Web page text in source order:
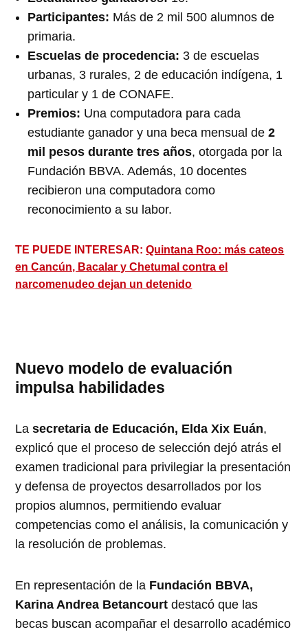
Participantes: Más de 2 mil 500 alumnos de
primaria.
Escuelas de procedencia: 3 de escuelas
urbanas, 3 rurales, 2 de educación indígena, 1
particular y 1 de CONAFE.
Premios: Una computadora para cada
estudiante ganador y una beca mensual de2
mil pesos durante tres años, otorgada por la
Fundación BBVA. Además, 10 docentes
recibieron una computadora como
reconocimiento a su labor.
TE PUEDE INTERESAR:Quintana Roo: más cateos
en Cancún, Bacalar y Chetumal contra el
narcomenudeo dejan un detenido
Nuevo modelo de evaluación
impulsa habilidades
Lasecretaria de Educación, Elda Xix Euán,
explicó que el proceso de selección dejó atrás el
examen tradicional para privilegiar la presentación
y defensa de proyectos desarrollados por los
propios alumnos, permitiendo evaluar
competencias como el análisis, la comunicación y
la resolución de problemas.
En representación de la Fundación BBVA,
Karina Andrea Betancourtdestacó que las
becas buscan acompañar el desarrollo académico